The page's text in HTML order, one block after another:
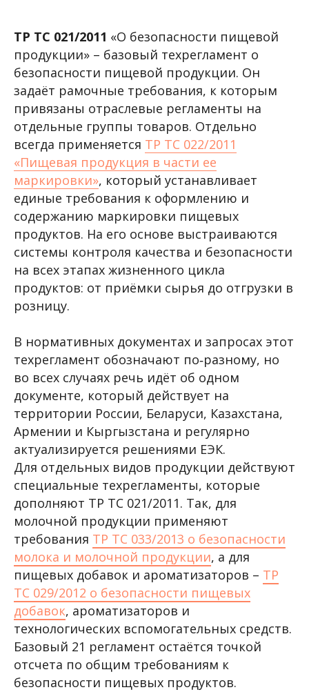
ТР ТС 021/2011 «О безопасности пищевой
продукции» – базовый техрегламент о
безопасности пищевой продукции. Он
задаёт рамочные требования, к которым
привязаны отраслевые регламенты на
отдельные группы товаров. Отдельно
всегда применяется ТР ТС 022/2011
«Пищевая продукция в части ее
маркировки», который устанавливает
единые требования к оформлению и
содержанию маркировки пищевых
продуктов. На его основе выстраиваются
системы контроля качества и безопасности
на всех этапах жизненного цикла
продуктов: от приёмки сырья до отгрузки в
розницу.
В нормативных документах и запросах этот
техрегламент обозначают по‑разному, но
во всех случаях речь идёт об одном
документе, который действует на
территории России, Беларуси, Казахстана,
Армении и Кыргызстана и регулярно
актуализируется решениями ЕЭК.
Для отдельных видов продукции действуют
специальные техрегламенты, которые
дополняют ТР ТС 021/2011. Так, для
молочной продукции применяют
требования ТР ТС 033/2013 о безопасности
молока и молочной продукции, а для
пищевых добавок и ароматизаторов – ТР
ТС 029/2012 о безопасности пищевых
добавок, ароматизаторов и
технологических вспомогательных средств.
Базовый 21 регламент остаётся точкой
отсчета по общим требованиям к
безопасности пищевых продуктов.